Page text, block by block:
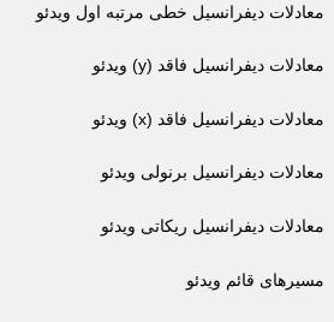
معادلات دیفرانسیل خطی مرتبه اول ویدئو
معادلات دیفرانسیل فاقد (y) ویدئو
معادلات دیفرانسیل فاقد (x) ویدئو
معادلات دیفرانسیل برنولی ویدئو
معادلات دیفرانسیل ریکاتی ویدئو
مسیرهای قائم ویدئو